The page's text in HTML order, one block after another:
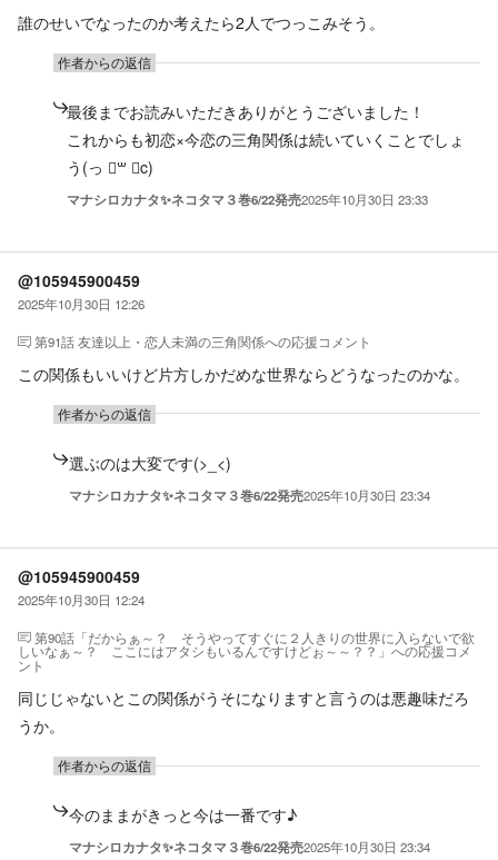
誰のせいでなったのか考えたら2人でつっこみそう。
作者からの返信
最後までお読みいただきありがとうございました！
これからも初恋×今恋の三角関係は続いていくことでしょ
う(っ ॑꒳ ॑c)
マナシロカナタ✨ネコタマ３巻6/22発売2025年10月30日 23:33
@105945900459
2025年10月30日 12:26
第91話 友達以上・恋人未満の三角関係への応援コメント
この関係もいいけど片方しかだめな世界ならどうなったのかな。
作者からの返信
選ぶのは大変です(>_<)
マナシロカナタ✨ネコタマ３巻6/22発売2025年10月30日 23:34
@105945900459
2025年10月30日 12:24
第90話「だからぁ～？ そうやってすぐに２人きりの世界に入らないで欲
しいなぁ～？ ここにはアタシもいるんですけどぉ～～？？」 への応援コメ
ント
同じじゃないとこの関係がうそになりますと言うのは悪趣味だろ
うか。
作者からの返信
今のままがきっと今は一番です♪
マナシロカナタ✨ネコタマ３巻6/22発売2025年10月30日 23:34